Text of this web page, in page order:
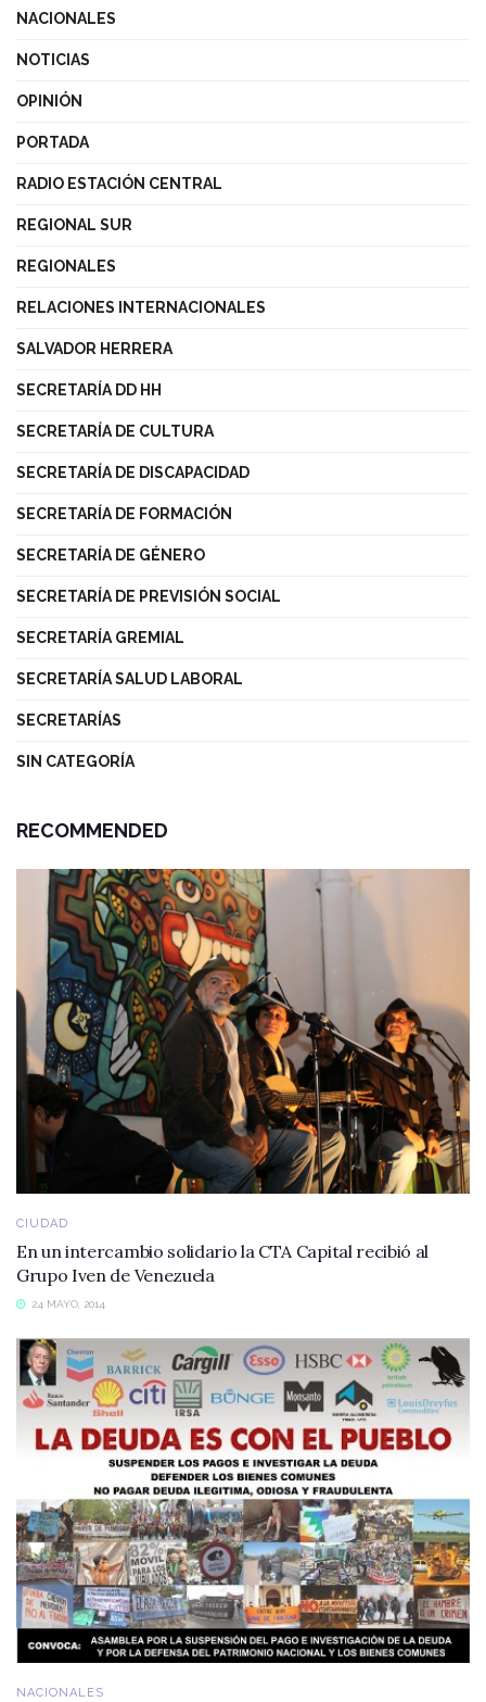
NACIONALES
NOTICIAS
OPINIÓN
PORTADA
RADIO ESTACIÓN CENTRAL
REGIONAL SUR
REGIONALES
RELACIONES INTERNACIONALES
SALVADOR HERRERA
SECRETARÍA DD HH
SECRETARÍA DE CULTURA
SECRETARÍA DE DISCAPACIDAD
SECRETARÍA DE FORMACIÓN
SECRETARÍA DE GÉNERO
SECRETARÍA DE PREVISIÓN SOCIAL
SECRETARÍA GREMIAL
SECRETARÍA SALUD LABORAL
SECRETARÍAS
SIN CATEGORÍA
RECOMMENDED
CIUDAD
En un intercambio solidario la CTA Capital recibió al
Grupo Iven de Venezuela
24 MAYO, 2014
NACIONALES